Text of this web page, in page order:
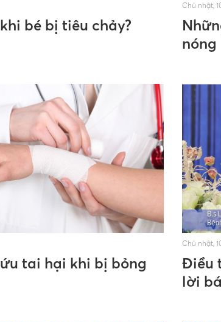
bé bị tiêu chảy?
Chủ nhật,
nóng
tai hại khi bị bỏng
Chủ nhật,
Điều
lời